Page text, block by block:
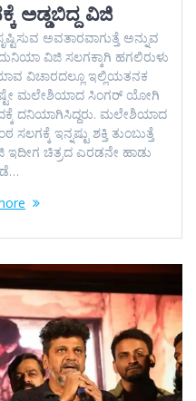
ಅಡ್ಡಬಿದ್ದ ವಿಜಿ
ಅವತಾರವಾಗುತ್ತೆ ಅನ್ನುವ
ವಿಜಿ ಸಲಗಕ್ಕಾಗಿ ಹಗಲಿರುಳು
ವಿಚಾರದಲ್ಲೂ ಇಲ್ಲಿಯತನಕ
ಮಲೇಶಿಯಾದ ಸಿಂಗರ್ ಯೋಗಿ
ದನಿಯಾಗಿಸಿದ್ದರು. ಮಲೇಶಿಯಾದ
ಇನ್ನಷ್ಟು ಶಕ್ತಿ ತುಂಬುತ್ತೆ
ಚಿತ್ರದ ಎರಡನೇ ಹಾಡು